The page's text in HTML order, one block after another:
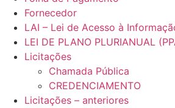
Fornecedor
LAI – Lei de Acesso à
LEI DE PLANO PLURIANUAL
Licitações
Chamada Pública
CREDENCIAMENTO
Licitações – anteriores